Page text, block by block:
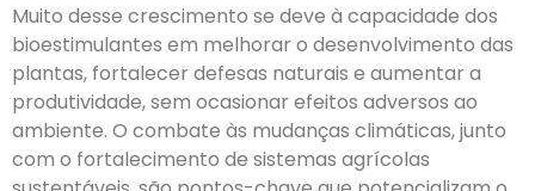
Muito desse crescimento se deve à capacidade dos
bioestimulantes em melhorar o desenvolvimento das
plantas, fortalecer defesas naturais e aumentar a
produtividade, sem ocasionar efeitos adversos ao
ambiente. O combate às mudanças climáticas, junto
com o fortalecimento de sistemas agrícolas